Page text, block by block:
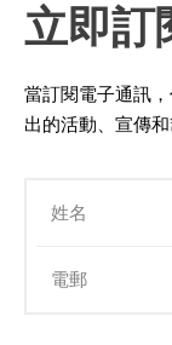
立即訂
當訂閱電子通訊
出的活動、宣傳